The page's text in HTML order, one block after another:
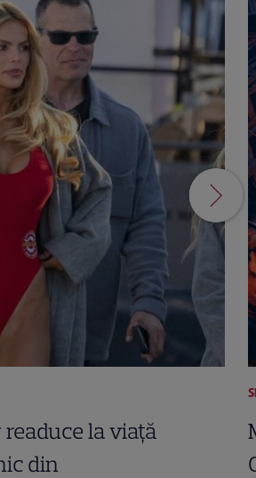
la viață
din